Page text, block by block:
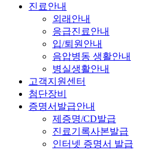
진료안내
외래안내
응급진료안내
입/퇴원안내
음압병동 생활안내
병실생활안내
고객지원센터
첨단장비
증명서발급안내
제증명/CD발급
진료기록사본발급
인터넷 증명서 발급